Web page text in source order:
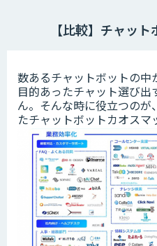
【比較】チャッ
数あるチャットボットの
目的あったチャット選び
ん。そんな時に役立つの
たチャットボットカオスマ